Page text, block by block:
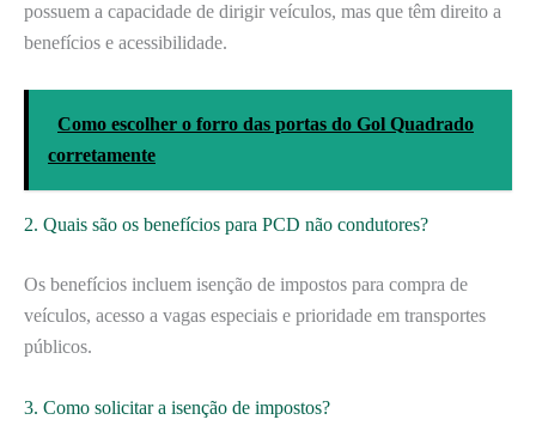
possuem a capacidade de dirigir veículos, mas que têm direito a
benefícios e acessibilidade.
Como escolher o forro das portas do Gol Quadrado
corretamente
2. Quais são os benefícios para PCD não condutores?
Os benefícios incluem isenção de impostos para compra de
veículos, acesso a vagas especiais e prioridade em transportes
públicos.
3. Como solicitar a isenção de impostos?